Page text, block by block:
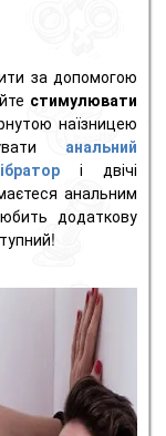
за допомогою
стимулювати
наїзницею
анальний
і двічі
анальним
додаткову